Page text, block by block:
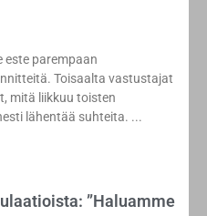
este parempaan
Toisaalta vastustajat
mitä liikkuu toisten
lähentää suhteita.
”Haluamme